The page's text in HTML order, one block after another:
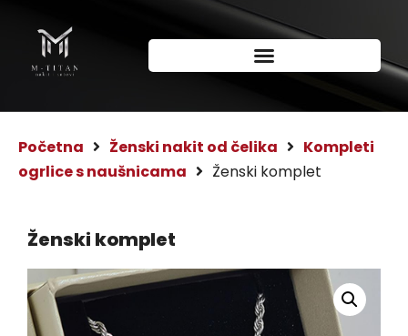
Početna Ženski nakit od čelika
Kompleti
ogrlice s naušnicama
Ženski komplet
Ženski komplet